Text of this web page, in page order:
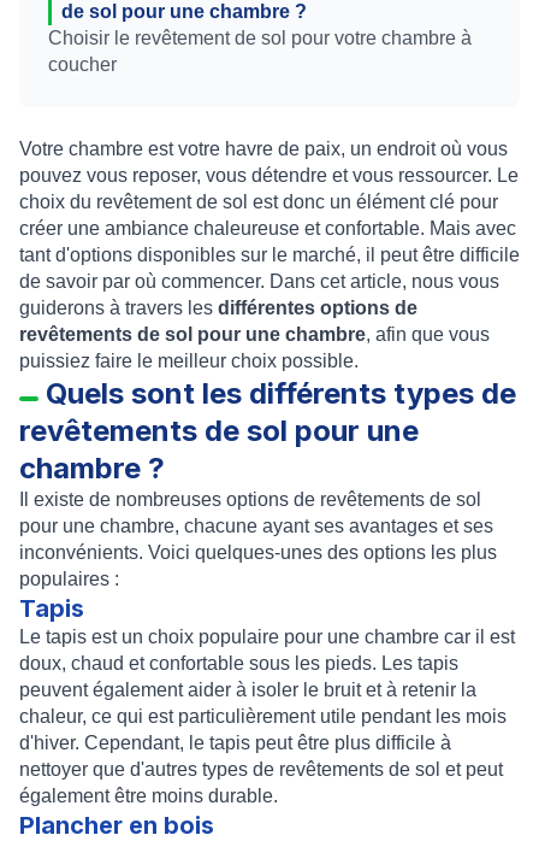
de sol pour une chambre ?
Choisir le revêtement de sol pour votre chambre à
coucher
Votre chambre est votre havre de paix, un endroit où vous
pouvez vous reposer, vous détendre et vous ressourcer. Le
choix du revêtement de sol est donc un élément clé pour
créer une ambiance chaleureuse et confortable. Mais avec
tant d'options disponibles sur le marché, il peut être difficile
de savoir par où commencer. Dans cet article, nous vous
guiderons à travers les différentes options de
revêtements de sol pour une chambre, afin que vous
puissiez faire le meilleur choix possible.
Quels sont les différents types de
revêtements de sol pour une
chambre ?
Il existe de nombreuses options de revêtements de sol
pour une chambre, chacune ayant ses avantages et ses
inconvénients. Voici quelques-unes des options les plus
populaires :
Tapis
Le tapis est un choix populaire pour une chambre car il est
doux, chaud et confortable sous les pieds. Les tapis
peuvent également aider à isoler le bruit et à retenir la
chaleur, ce qui est particulièrement utile pendant les mois
d'hiver. Cependant, le tapis peut être plus difficile à
nettoyer que d'autres types de revêtements de sol et peut
également être moins durable.
Plancher en bois